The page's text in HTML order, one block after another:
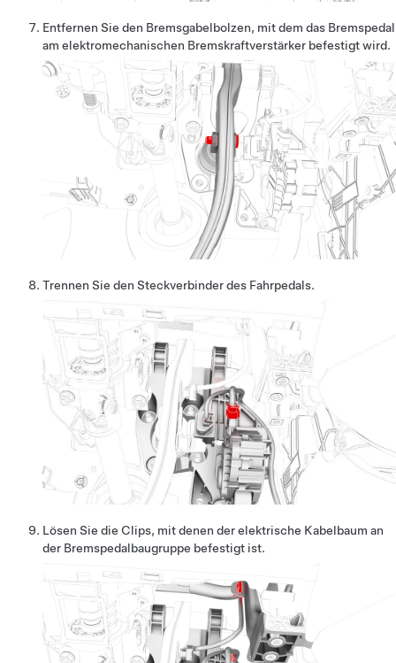
Entfernen Sie den Bremsgabelbolzen, mit dem das Bremspedal
am elektromechanischen Bremskraftverstärker befestigt wird.
Trennen Sie den Steckverbinder des Fahrpedals.
Lösen Sie die Clips, mit denen der elektrische Kabelbaum an
der Bremspedalbaugruppe befestigt ist.